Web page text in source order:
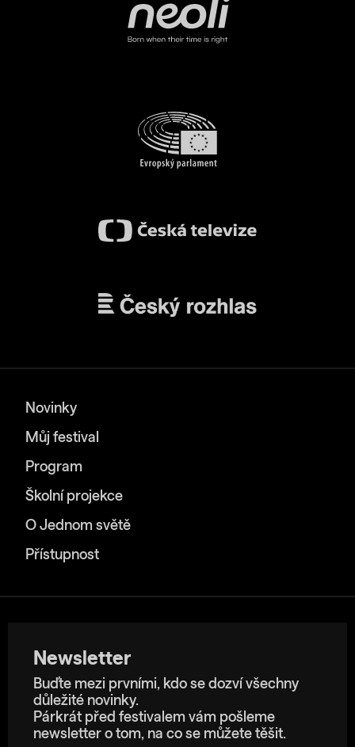
Novinky
Můj festival
Program
Školní projekce
O Jednom světě
Přístupnost
Newsletter
Buďte mezi prvními, kdo se dozví všechny
důležité novinky.
Párkrát před festivalem vám pošleme
newsletter o tom, na co se můžete těšit.